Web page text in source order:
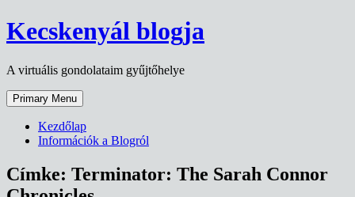
Skip
to
Kecskenyál blogja
A virtuális gondolataim gyűjtőhelye
Primary Menu
Kezdőlap
Információk a Blogról
Címke: Terminator: The Sarah Connor